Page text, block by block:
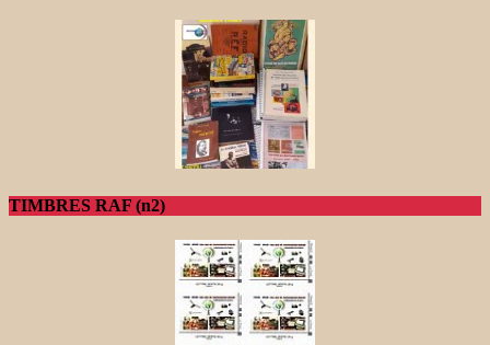
TIMBRES RAF (n2)